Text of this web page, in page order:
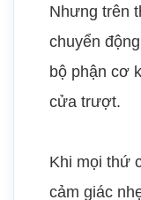
Nhưng trên
chuyển
bộ phận cơ
cửa trượt.
Khi mọi thứ
cảm giác